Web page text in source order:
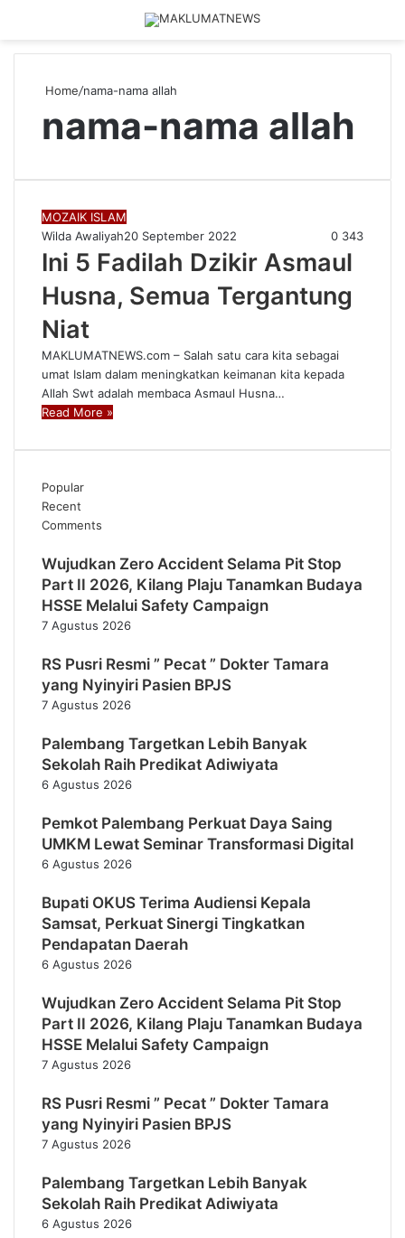
Home/nama-nama allah
nama-nama allah
MOZAIK ISLAM
Wilda Awaliyah20 September 2022 0 343
Ini 5 Fadilah Dzikir Asmaul
Husna, Semua Tergantung
Niat
MAKLUMATNEWS.com – Salah satu cara kita sebagai
umat Islam dalam meningkatkan keimanan kita kepada
Allah Swt adalah membaca Asmaul Husna…
Read More »
Popular
Recent
Comments
Wujudkan Zero Accident Selama Pit Stop
Part II 2026, Kilang Plaju Tanamkan Budaya
HSSE Melalui Safety Campaign
7 Agustus 2026
RS Pusri Resmi ” Pecat ” Dokter Tamara
yang Nyinyiri Pasien BPJS
7 Agustus 2026
Palembang Targetkan Lebih Banyak
Sekolah Raih Predikat Adiwiyata
6 Agustus 2026
Pemkot Palembang Perkuat Daya Saing
UMKM Lewat Seminar Transformasi Digital
6 Agustus 2026
Bupati OKUS Terima Audiensi Kepala
Samsat, Perkuat Sinergi Tingkatkan
Pendapatan Daerah
6 Agustus 2026
Wujudkan Zero Accident Selama Pit Stop
Part II 2026, Kilang Plaju Tanamkan Budaya
HSSE Melalui Safety Campaign
7 Agustus 2026
RS Pusri Resmi ” Pecat ” Dokter Tamara
yang Nyinyiri Pasien BPJS
7 Agustus 2026
Palembang Targetkan Lebih Banyak
Sekolah Raih Predikat Adiwiyata
6 Agustus 2026